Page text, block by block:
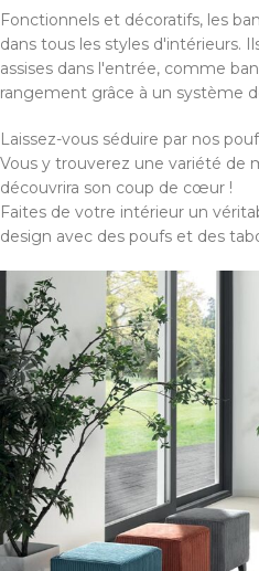
Fonctionnels et décoratifs, les
dans tous les styles d'intérieurs.
assises dans l'entrée, comme
rangement grâce à un système
Laissez-vous séduire par nos
Vous y trouverez une variété de
découvrira son coup de cœur !
Faites de votre intérieur un
design avec des poufs et des